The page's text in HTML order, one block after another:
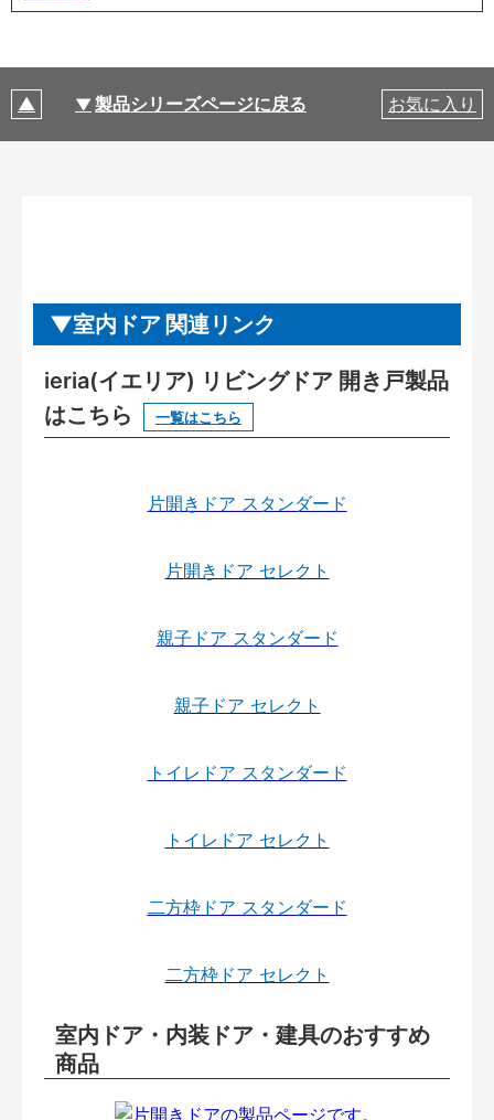
製品シリーズページに戻る お気に入り
室内ドア 関連リンク
ieria(イエリア) リビングドア 開き戸製品
はこちら
一覧はこちら
片開きドア スタンダード
片開きドア セレクト
親子ドア スタンダード
親子ドア セレクト
トイレドア スタンダード
トイレドア セレクト
二方枠ドア スタンダード
二方枠ドア セレクト
室内ドア・内装ドア・建具のおすすめ
商品